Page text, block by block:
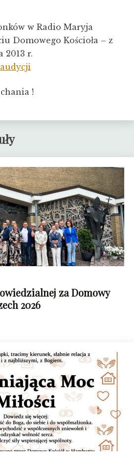
w Radio Maryja
Domowego Kościoła – z
2013 r.
!
za Domowy
2026